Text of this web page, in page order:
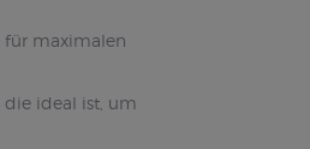
für maximalen
die ideal ist, um